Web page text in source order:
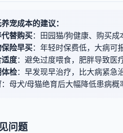
宠成本的建议：
替购买：田园猫/狗健康、购买成
保险早买：年轻时保费低，大病可
度：避免过度喂食，肥胖导致医
体检：早发现早治疗，比大病紧急
：母犬/母猫绝育后大幅降低患病概
问题